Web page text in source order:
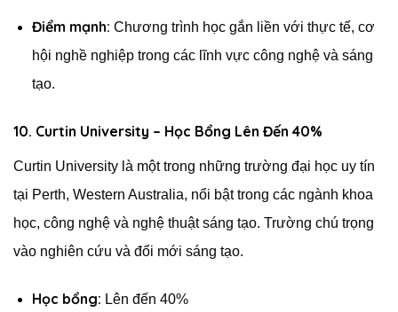
Điểm mạnh: Chương trình học gắn liền với thực tế, cơ
hội nghề nghiệp trong các lĩnh vực công nghệ và sáng
tạo.
10. Curtin University – Học Bổng Lên Đến 40%
Curtin University là một trong những trường đại học uy tín
tại Perth, Western Australia, nổi bật trong các ngành khoa
học, công nghệ và nghệ thuật sáng tạo. Trường chú trọng
vào nghiên cứu và đổi mới sáng tạo.
Học bổng: Lên đến 40%